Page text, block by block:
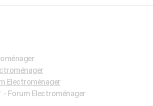
Electroménager
- Forum Electroménager